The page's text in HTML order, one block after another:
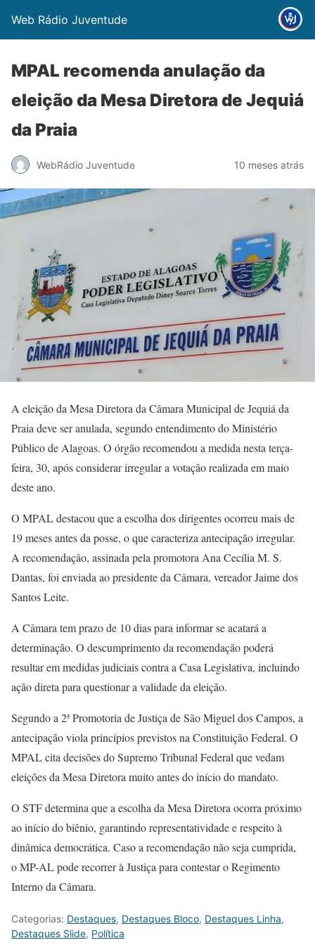
Web Rádio Juventude
MPAL recomenda anulação da
eleição da Mesa Diretora de Jequiá
da Praia
WebRádio Juventude 10 meses atrás
A eleição da Mesa Diretora da Câmara Municipal de Jequiá da
Praia deve ser anulada, segundo entendimento do Ministério
Público de Alagoas. O órgão recomendou a medida nesta terça-
feira, 30, após considerar irregular a votação realizada em maio
deste ano.
O MPAL destacou que a escolha dos dirigentes ocorreu mais de
19 meses antes da posse, o que caracteriza antecipação irregular.
A recomendação, assinada pela promotora Ana Cecília M. S.
Dantas, foi enviada ao presidente da Câmara, vereador Jaime dos
Santos Leite.
A Câmara tem prazo de 10 dias para informar se acatará a
determinação. O descumprimento da recomendação poderá
resultar em medidas judiciais contra a Casa Legislativa, incluindo
ação direta para questionar a validade da eleição.
Segundo a 2ª Promotoria de Justiça de São Miguel dos Campos, a
antecipação viola princípios previstos na Constituição Federal. O
MPAL cita decisões do Supremo Tribunal Federal que vedam
eleições da Mesa Diretora muito antes do início do mandato.
O STF determina que a escolha da Mesa Diretora ocorra próximo
ao início do biênio, garantindo representatividade e respeito à
dinâmica democrática. Caso a recomendação não seja cumprida,
o MP-AL pode recorrer à Justiça para contestar o Regimento
Interno da Câmara.
Categorias: Destaques, Destaques Bloco, Destaques Linha,
Destaques Slide, Política